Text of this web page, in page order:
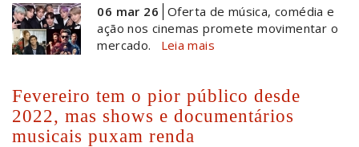
06 mar 26 Oferta de música, comédia e
ação nos cinemas promete movimentar o
mercado.
Leia mais
Fevereiro tem o pior público desde
2022, mas shows e documentários
musicais puxam renda